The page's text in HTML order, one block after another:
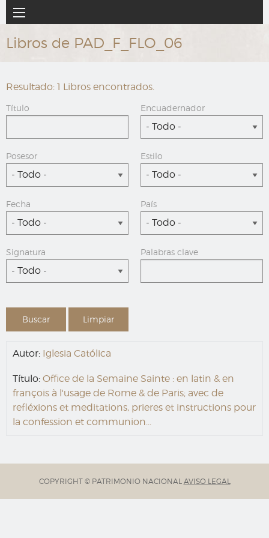
al
contenido
principal
Navegación
principal
Libros de PAD_F_FLO_06
Resultado: 1 Libros encontrados.
Título Encuadernador
- Todo -
Posesor
- Todo -
Estilo
- Todo -
Fecha
- Todo -
País
- Todo -
Signatura
- Todo -
Palabras clave
Autor: Iglesia Católica
Título: Office de la Semaine Sainte : en latin & en
françois à l'usage de Rome & de Paris; avec de
refléxions et meditations, prieres et instructions pour
la confession et communion...
COPYRIGHT © PATRIMONIO NACIONAL AVISO LEGAL